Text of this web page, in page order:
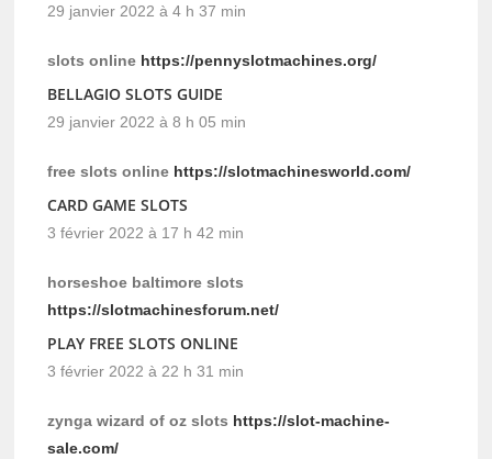
29 janvier 2022 à 4 h 37 min
slots online https://pennyslotmachines.org/
BELLAGIO SLOTS GUIDE
29 janvier 2022 à 8 h 05 min
free slots online https://slotmachinesworld.com/
CARD GAME SLOTS
3 février 2022 à 17 h 42 min
horseshoe baltimore slots
https://slotmachinesforum.net/
PLAY FREE SLOTS ONLINE
3 février 2022 à 22 h 31 min
zynga wizard of oz slots https://slot-machine-
sale.com/